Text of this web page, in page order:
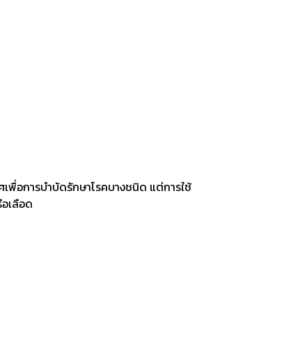
อการบำบัดรักษาโรคบางชนิด แต่การใช้
เลือด